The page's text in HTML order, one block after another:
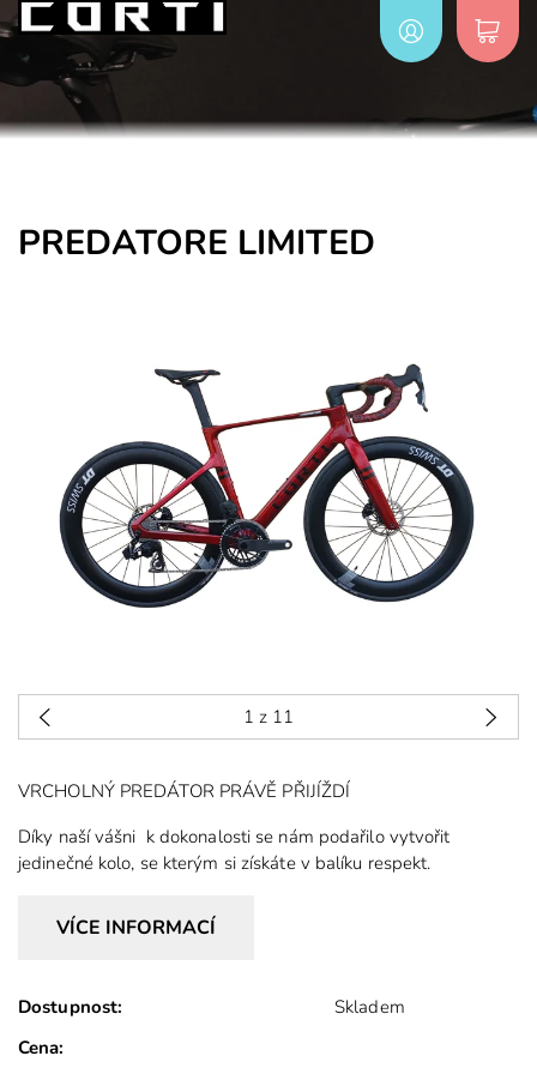
PREDATORE LIMITED
VRCHOLNÝ PREDÁTOR PRÁVĚ PŘIJÍŽDÍ
Díky naší vášni k dokonalosti se nám podařilo vytvořit
jedinečné kolo, se kterým si získáte v balíku respekt.
VÍCE INFORMACÍ
cyklistických schopností. Díky lehkému aerodynamickému
předurčeni ke zdolávání těch nejtěžších silničních stoupání.
Dostupnost:
Skladem
Cena:
1 z 11